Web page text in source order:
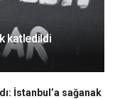
katledildi
İstanbul’a sağanak